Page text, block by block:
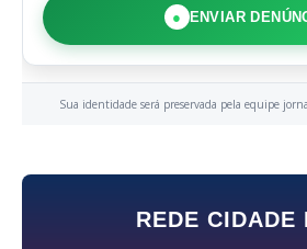
● ENVIAR
Sua identidade será preservada pela equipe
REDE CIDADE